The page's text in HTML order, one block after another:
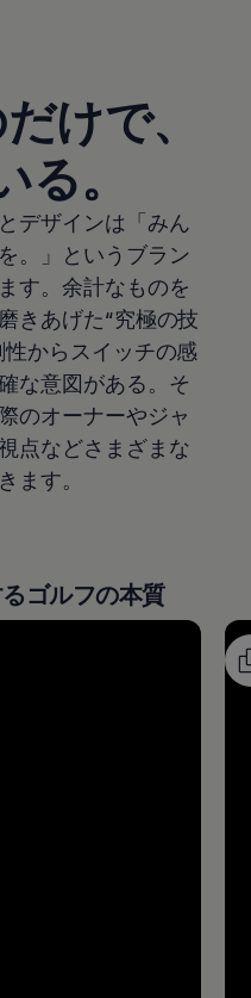
けで、
る。
デザインは「みん
。」というブラン
す。余計なものを
きあげた“究極の技
からスイッチの感
な意図がある。そ
のオーナーやジャ
点などさまざまな
ます。
ゴルフの本質